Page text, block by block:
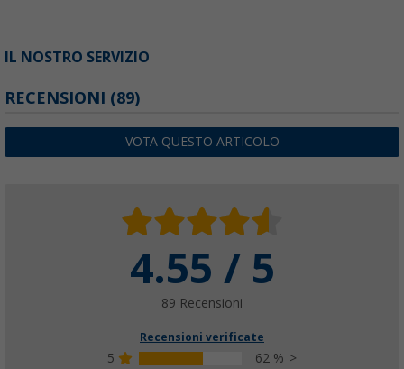
IL NOSTRO SERVIZIO
RECENSIONI (89)
VOTA QUESTO ARTICOLO
4.55 / 5
89 Recensioni
Recensioni verificate
5
62 %